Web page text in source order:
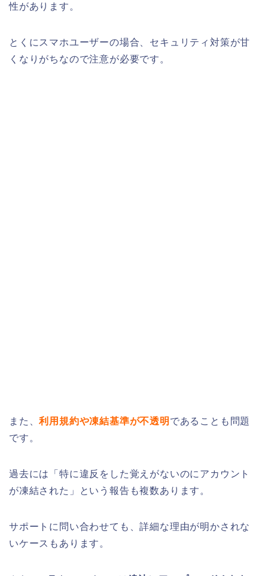
性があります。
とくにスマホユーザーの場合、セキュリティ対策が甘
くなりがちなので注意が必要です。
また、利用規約や凍結基準が不透明 であることも問題
です。
過去には「特に違反をした覚えがないのにアカウント
が凍結された」という報告も複数あります。
サポートに問い合わせても、詳細な理由が明かされな
いケースもあります。